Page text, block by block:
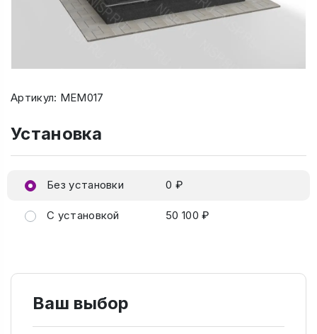
Артикул: МЕМ017
Установка
Без установки 0 ₽
С установкой 50 100 ₽
Ваш выбор